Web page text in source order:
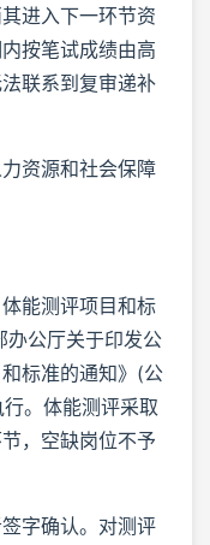
进入下一环节资
按笔试成绩由高
联系到复审递补
资源和社会保障
能测评项目和标
办公厅关于印发公
标准的通知》(公
。体能测评采取
，空缺岗位不予
字确认。对测评